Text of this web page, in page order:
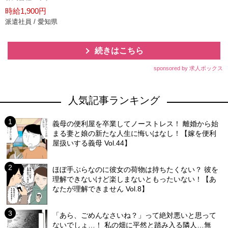
時給1,900円
派遣社員 / 愛知県
続きはこちら
sponsored by 求人ボックス
人気記事ランキング
義母の便利屋を卒業してノーストレス！ 離婚から始
まる妻と娘の新たな人生に悔いはなし！【嫁を便利
屋扱いする義母 Vol.44】
ほぼ手ぶらなのに彼女の荷物は持ちたくない？ 彼を
理解できないけど楽しまないともったいない！【あ
なたが理解できません Vol.8】
「あら、ごめんなさいね？」って絶対悪いと思って
ないでしょ…！ 私の畑に平然と踏み入る隣人…無